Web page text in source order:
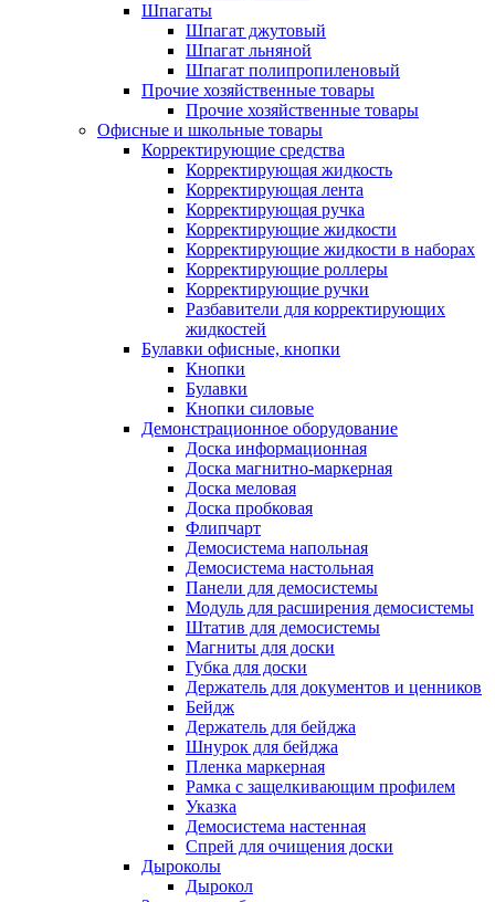
Шпагаты
Шпагат джутовый
Шпагат льняной
Шпагат полипропиленовый
Прочие хозяйственные товары
Прочие хозяйственные товары
Офисные и школьные товары
Корректирующие средства
Корректирующая жидкость
Корректирующая лента
Корректирующая ручка
Корректирующие жидкости
Корректирующие жидкости в наборах
Корректирующие роллеры
Корректирующие ручки
Разбавители для корректирующих
жидкостей
Булавки офисные, кнопки
Кнопки
Булавки
Кнопки силовые
Демонстрационное оборудование
Доска информационная
Доска магнитно-маркерная
Доска меловая
Доска пробковая
Флипчарт
Демосистема напольная
Демосистема настольная
Панели для демосистемы
Модуль для расширения демосистемы
Штатив для демосистемы
Магниты для доски
Губка для доски
Держатель для документов и ценников
Бейдж
Держатель для бейджа
Шнурок для бейджа
Пленка маркерная
Рамка с защелкивающим профилем
Указка
Демосистема настенная
Спрей для очищения доски
Дыроколы
Дырокол